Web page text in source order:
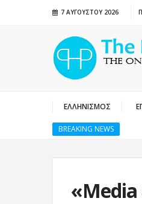
7 ΑΥΓΟΎΣΤΟΥ 2026
ΕΛΛΗΝΙΣΜΟΣ
BREAKING NEWS
«Media